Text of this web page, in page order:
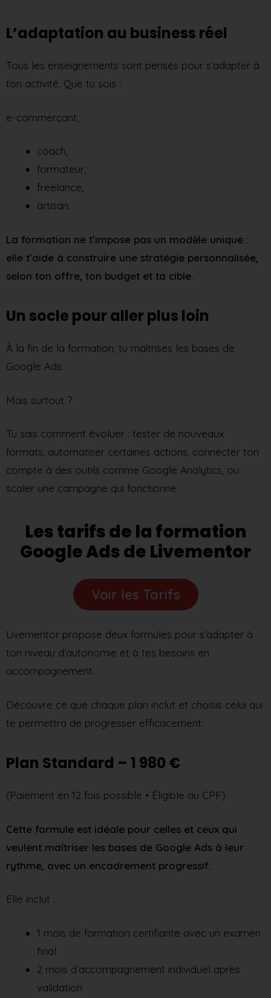
L’adaptation au business réel
Tous les enseignements sont pensés pour s’adapter à
ton activité. Que tu sois :
e-commerçant,
coach,
formateur,
freelance,
artisan.
La formation ne t’impose pas un modèle unique :
elle t’aide à construire une stratégie personnalisée,
selon ton offre, ton budget et ta cible.
Un socle pour aller plus loin
À la fin de la formation, tu maîtrises les bases de
Google Ads.
Mais surtout ?
Tu sais comment évoluer : tester de nouveaux
formats, automatiser certaines actions, connecter ton
compte à des outils comme Google Analytics, ou
scaler une campagne qui fonctionne.
Les tarifs de la formation
Google Ads de Livementor
Voir les Tarifs
Livementor propose deux formules pour s’adapter à
ton niveau d’autonomie et à tes besoins en
accompagnement.
Découvre ce que chaque plan inclut et choisis celui qui
te permettra de progresser efficacement.
Plan Standard – 1 980 €
(Paiement en 12 fois possible • Éligible au CPF)
Cette formule est idéale pour celles et ceux qui
veulent maîtriser les bases de Google Ads à leur
rythme, avec un encadrement progressif.
Elle inclut :
1 mois de formation certifiante avec un examen
final
2 mois d’accompagnement individuel après
validation